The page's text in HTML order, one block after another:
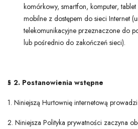
komórkowy, smartfon, komputer,
mobilne z dostępem do sieci Internet
telekomunikacyjne przeznaczone do
lub pośrednio do zakończeń sieci).
§ 2. Postanowienia wstępne
1. Niniejszą Hurtownię internetową
2. Niniejsza Polityka prywatności zaczyna